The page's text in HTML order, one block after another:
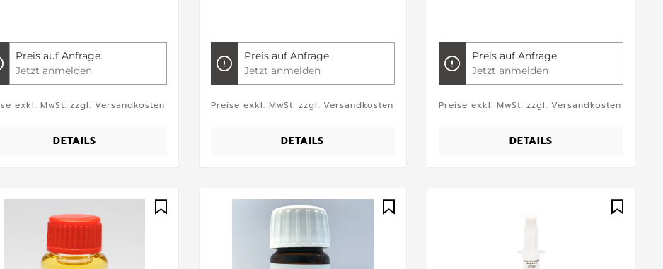
Preis auf Anfrage.
Jetzt anmelden
exkl. MwSt. zzgl. Versandkosten
DETAILS
Preis auf Anfrage.
Jetzt anmelden
Preise exkl. MwSt. zzgl. Versandkosten
DETAILS
Preis auf Anfrage.
Jetzt anmelden
Preise exkl. MwSt. zzgl. Versandkosten
DETAILS